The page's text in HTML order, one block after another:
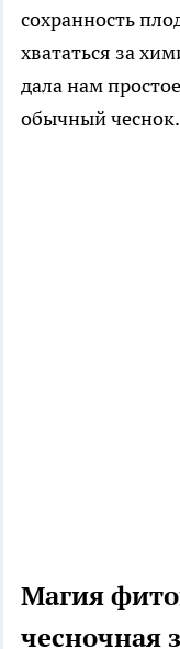
сохранность
хвататься за
дала нам
обычный чеснок.
Магия
чесночная